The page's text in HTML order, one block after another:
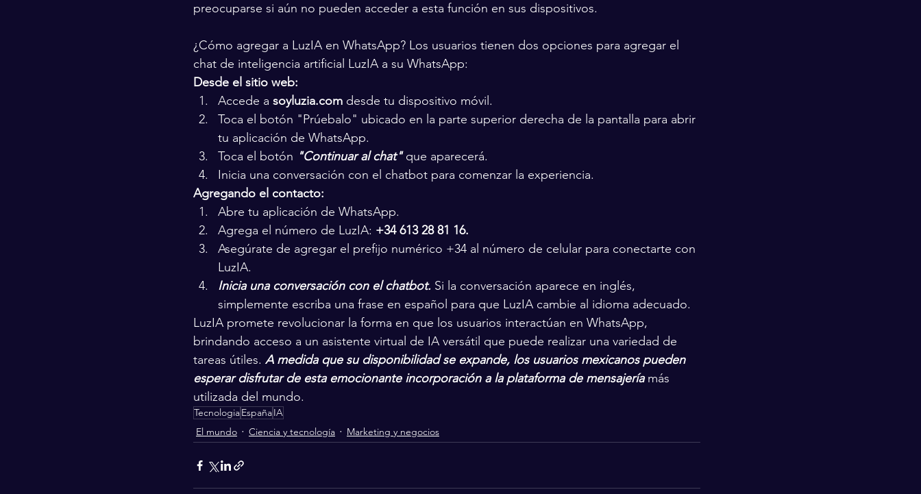
preocuparse si aún no pueden acceder a esta función en sus dispositivos.
¿Cómo agregar a LuzIA en WhatsApp? Los usuarios tienen dos opciones para agregar el
chat de inteligencia artificial LuzIA a su WhatsApp:
Desde el sitio web:
Accede a soyluzia.com desde tu dispositivo móvil.
Toca el botón "Prúebalo" ubicado en la parte superior derecha de la pantalla para abrir
tu aplicación de WhatsApp.
Toca el botón "Continuar al chat" que aparecerá.
Inicia una conversación con el chatbot para comenzar la experiencia.
Agregando el contacto:
Abre tu aplicación de WhatsApp.
Agrega el número de LuzIA: +34 613 28 81 16.
Asegúrate de agregar el prefijo numérico +34 al número de celular para conectarte con
LuzIA.
Inicia una conversación con el chatbot. Si la conversación aparece en inglés,
simplemente escriba una frase en español para que LuzIA cambie al idioma adecuado.
LuzIA promete revolucionar la forma en que los usuarios interactúan en WhatsApp,
brindando acceso a un asistente virtual de IA versátil que puede realizar una variedad de
tareas útiles. A medida que su disponibilidad se expande, los usuarios mexicanos pueden
esperar disfrutar de esta emocionante incorporación a la plataforma de mensajería más
utilizada del mundo.
TecnologiaEspañaIA
El mundo
Ciencia y tecnología Marketing y negocios